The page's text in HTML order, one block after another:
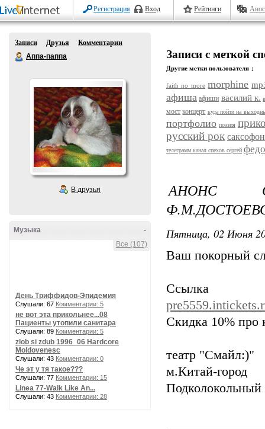
Регистрация Вход Рейтинги
Записи Друзья
Комментарии
Аппа-паппа
В друзья
-
Музыка
Все (107)
День Триффидов-Эпидемия
Слушали: 67 Комментарии: 5
не вот эта прикольнее...08
Пациенты утопили санитара
Слушали: 89 Комментарии: 5
zlob si zdub 1996_06 Hardcore
Moldovenesc
Слушали: 43 Комментарии: 0
Че эт у тя такое???
Слушали: 77 Комментарии: 15
Linea 77-Walk Like An...
Слушали: 43 Комментарии: 28
Записи с меткой
Другие метки пользователя ↓
faith no more morphine
афиша афиши василий к.
мост концерт куда пойти на
портфолио поэзия
русский рок саксофон
телеграмм канал спехов сергей
АНОНС
Пятница, 02 Июня
Ваш покорный
Скидка 10%
театр "Смайл:)"
м.Китай-город
Подколокольный